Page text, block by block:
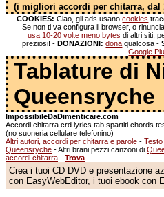
(i migliori accordi per chitarra, dal
COOKIES: Ciao, gli ads usanocookies
Se non ti va configura il browser, o
usa 10-20 volte meno bytes di altri siti,
preziosi! -DONAZIONI: dona qualcosa -
Google
Tablature di
Queensryche
ImpossibileDaDimenticare.com
Accordi chitarra crd lyrics tab spartiti chords
(no suoneria cellulare telefonino)
Altri autori, accordi per chitarra e parole -
Queensryche - Altri brani pezzi canzoni di
accordi chitarra - Trova
Crea i tuoi CD DVD e presentazione
con EasyWebEditor, i tuoi ebook con